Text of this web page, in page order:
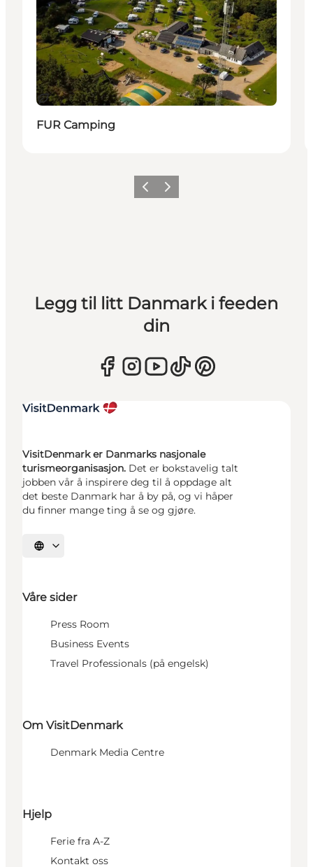
Bærekraftig
FUR Camping
ForrigeNeste
Legg til litt Danmark i feeden
din
VisitDenmark er Danmarks nasjonale
turismeorganisasjon. Det er bokstavelig talt
jobben vår å inspirere deg til å oppdage alt
det beste Danmark har å by på, og vi håper
du finner mange ting å se og gjøre.
Velg språk
Våre sider
Press Room
Business Events
Travel Professionals (på engelsk)
Om VisitDenmark
Denmark Media Centre
Hjelp
Ferie fra A-Z
Kontakt oss